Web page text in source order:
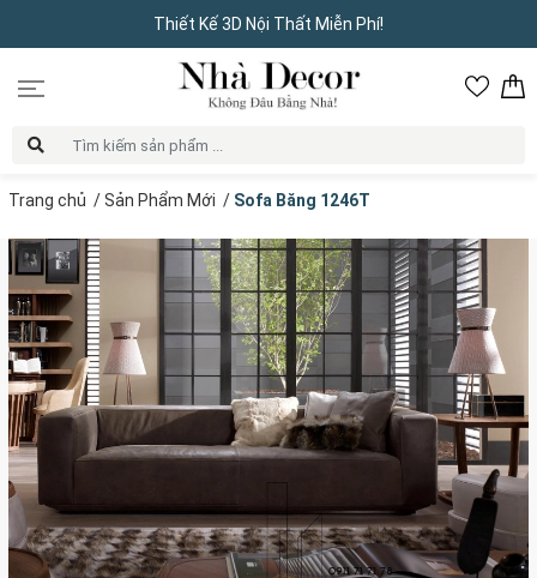
Thiết Kế 3D Nội Thất Miễn Phí!
Trang chủ /Sản Phẩm Mới / Sofa Băng 1246T